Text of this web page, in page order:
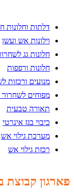
דלתות וחלונות
וילונות אש ועשן
חלונות גג
חלונות ורפפות
מנועים ורכזות
מפוחים
תאורה טבעית
כיבוי בגז אינרטי
מערכת גילוי אש
רכזת גילוי אש
פארגון